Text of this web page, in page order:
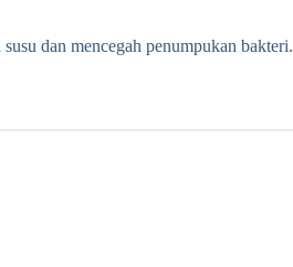
dan mencegah penumpukan bakteri.